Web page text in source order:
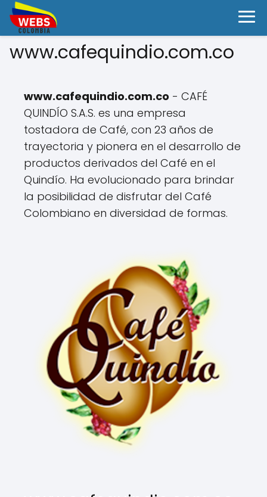
www.cafequindio.com.co
www.cafequindio.com.co - CAFÉ
QUINDÍO S.A.S. es una empresa
tostadora de Café, con 23 años de
trayectoria y pionera en el desarrollo de
productos derivados del Café en el
Quindío. Ha evolucionado para brindar
la posibilidad de disfrutar del Café
Colombiano en diversidad de formas.